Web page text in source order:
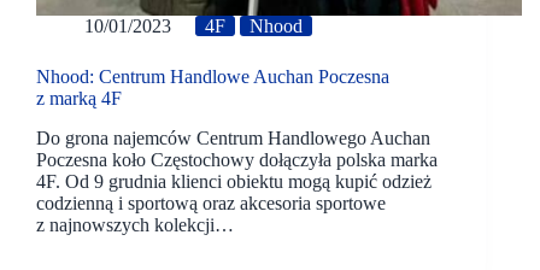
10/01/2023 4F Nhood
Nhood: Centrum Handlowe Auchan Poczesna
z marką 4F
Do grona najemców Centrum Handlowego Auchan
Poczesna koło Częstochowy dołączyła polska marka
4F. Od 9 grudnia klienci obiektu mogą kupić odzież
codzienną i sportową oraz akcesoria sportowe
z najnowszych kolekcji…